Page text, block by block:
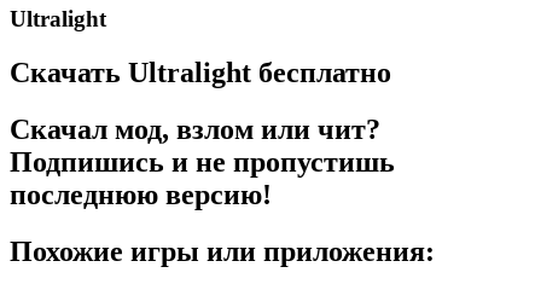
Ultralight
Скачать Ultralight бесплатно
Скачал мод, взлом или чит?
Подпишись и не пропустишь
последнюю версию!
Похожие игры или приложения: